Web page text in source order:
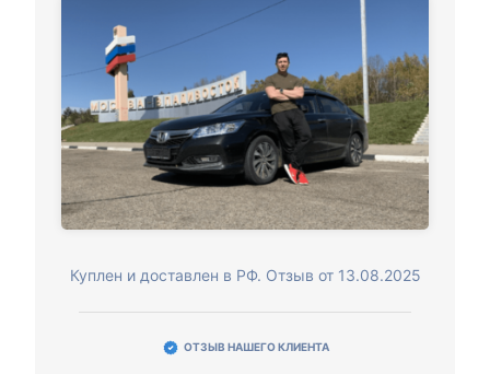
Куплен и доставлен в РФ. Отзыв от 13.08.2025
ОТЗЫВ НАШЕГО КЛИЕНТА